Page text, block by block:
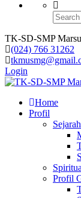
TK-SD-SMP
(024) 766 31262
Login
Home
Profil
Profil